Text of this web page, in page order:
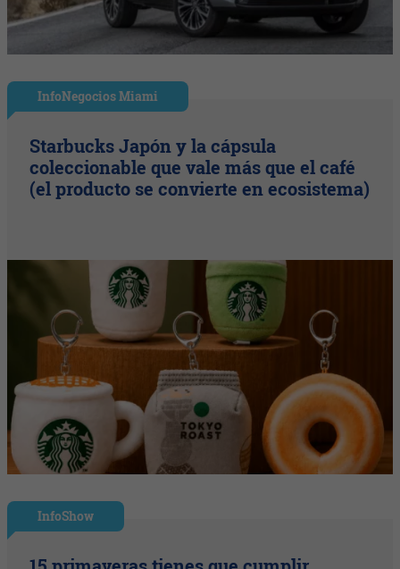
InfoNegocios Miami
Starbucks Japón y la cápsula
coleccionable que vale más que el café
(el producto se convierte en ecosistema)
InfoShow